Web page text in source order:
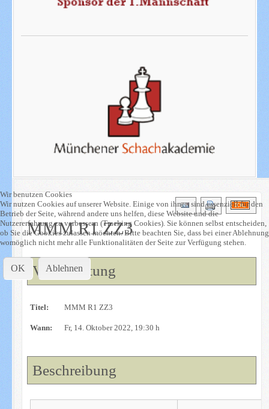
MMM R1 ZZ3
Veranstaltung
Titel: MMM R1 ZZ3
Wann: Fr, 14. Oktober 2022 , 19:30 h
Beschreibung
Wir benutzen Cookies
Wir nutzen Cookies auf unserer Website. Einige von ihnen sind essenziell für den
Betrieb der Seite, während andere uns helfen, diese Website und die
Nutzererfahrung zu verbessern (Tracking Cookies). Sie können selbst entscheiden,
ob Sie die Cookies zulassen möchten. Bitte beachten Sie, dass bei einer Ablehnung
womöglich nicht mehr alle Funktionalitäten der Seite zur Verfügung stehen.
OK Ablehnen